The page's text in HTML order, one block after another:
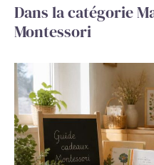
Dans la catégorie
Montessori